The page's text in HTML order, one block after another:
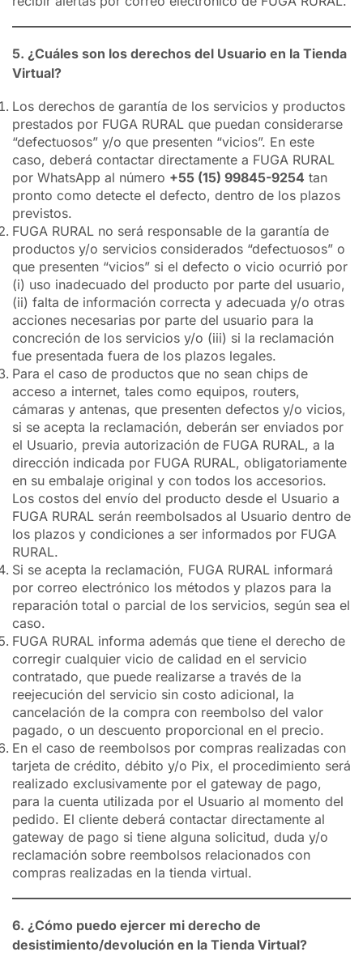
5. ¿Cuáles son los derechos del Usuario en la Tienda
Virtual?
Los derechos de garantía de los servicios y productos
prestados por FUGA RURAL que puedan considerarse
“defectuosos” y/o que presenten “vicios”. En este
caso, deberá contactar directamente a FUGA RURAL
por WhatsApp al número +55 (15) 99845-9254 tan
pronto como detecte el defecto, dentro de los plazos
previstos.
FUGA RURAL no será responsable de la garantía de
productos y/o servicios considerados “defectuosos” o
que presenten “vicios” si el defecto o vicio ocurrió por
(i) uso inadecuado del producto por parte del usuario,
(ii) falta de información correcta y adecuada y/o otras
acciones necesarias por parte del usuario para la
concreción de los servicios y/o (iii) si la reclamación
fue presentada fuera de los plazos legales.
Para el caso de productos que no sean chips de
acceso a internet, tales como equipos, routers,
cámaras y antenas, que presenten defectos y/o vicios,
si se acepta la reclamación, deberán ser enviados por
el Usuario, previa autorización de FUGA RURAL, a la
dirección indicada por FUGA RURAL, obligatoriamente
en su embalaje original y con todos los accesorios.
Los costos del envío del producto desde el Usuario a
FUGA RURAL serán reembolsados al Usuario dentro de
los plazos y condiciones a ser informados por FUGA
RURAL.
Si se acepta la reclamación, FUGA RURAL informará
por correo electrónico los métodos y plazos para la
reparación total o parcial de los servicios, según sea el
caso.
FUGA RURAL informa además que tiene el derecho de
corregir cualquier vicio de calidad en el servicio
contratado, que puede realizarse a través de la
reejecución del servicio sin costo adicional, la
cancelación de la compra con reembolso del valor
pagado, o un descuento proporcional en el precio.
En el caso de reembolsos por compras realizadas con
tarjeta de crédito, débito y/o Pix, el procedimiento será
realizado exclusivamente por el gateway de pago,
para la cuenta utilizada por el Usuario al momento del
pedido. El cliente deberá contactar directamente al
gateway de pago si tiene alguna solicitud, duda y/o
reclamación sobre reembolsos relacionados con
compras realizadas en la tienda virtual.
6. ¿Cómo puedo ejercer mi derecho de
desistimiento/devolución en la Tienda Virtual?